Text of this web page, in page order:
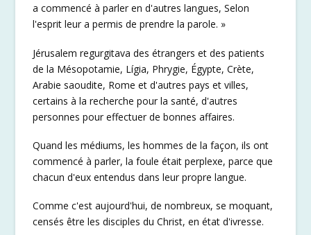
a commencé à parler en d'autres langues, Selon
l'esprit leur a permis de prendre la parole. »
Jérusalem regurgitava des étrangers et des patients
de la Mésopotamie, Lígia, Phrygie, Égypte, Crète,
Arabie saoudite, Rome et d'autres pays et villes,
certains à la recherche pour la santé, d'autres
personnes pour effectuer de bonnes affaires.
Quand les médiums, les hommes de la façon, ils ont
commencé à parler, la foule était perplexe, parce que
chacun d'eux entendus dans leur propre langue.
Comme c'est aujourd'hui, de nombreux, se moquant,
censés être les disciples du Christ, en état d'ivresse.